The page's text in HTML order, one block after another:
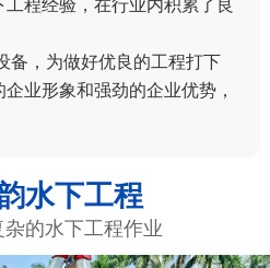
程经验，在行业内积累了良
，为做好优良的工程打下
业形象和强劲的企业优势，
水下工程
的水下工程作业